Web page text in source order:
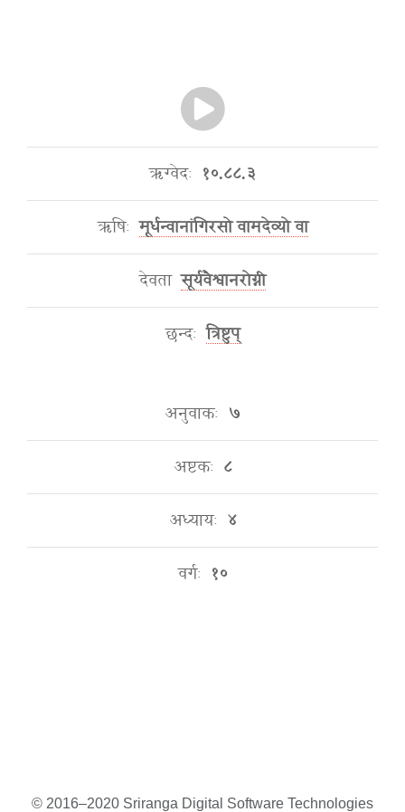
ऋग्वेदः १०.८८.३
ऋषिः मूर्धन्वानांगिरसो वामदेव्यो वा
देवता सूर्यवैश्वानरोग्नी
छन्दः त्रिष्टुप्
अनुवाकः ७
अष्टकः ८
अध्यायः ४
वर्गः १०
© 2016–2020 Sriranga Digital Software Technologies